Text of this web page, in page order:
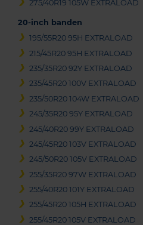
275/40R19 105W EXTRALOAD
20-inch banden
195/55R20 95H EXTRALOAD
215/45R20 95H EXTRALOAD
235/35R20 92Y EXTRALOAD
235/45R20 100V EXTRALOAD
235/50R20 104W EXTRALOAD
245/35R20 95Y EXTRALOAD
245/40R20 99Y EXTRALOAD
245/45R20 103V EXTRALOAD
245/50R20 105V EXTRALOAD
255/35R20 97W EXTRALOAD
255/40R20 101Y EXTRALOAD
255/45R20 105H EXTRALOAD
255/45R20 105V EXTRALOAD